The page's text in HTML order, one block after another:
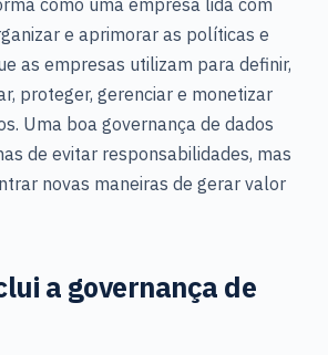
como uma empresa lida com
e aprimorar as políticas e
as empresas utilizam para definir,
proteger, gerenciar e monetizar
Uma boa governança de dados
de evitar responsabilidades, mas
novas maneiras de gerar valor
a governança de